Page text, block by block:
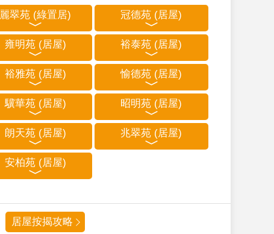
麗翠苑 (綠置居) 冠德苑 (居屋)
雍明苑 (居屋) 裕泰苑 (居屋)
裕雅苑 (居屋) 愉德苑 (居屋)
驥華苑 (居屋) 昭明苑 (居屋)
朗天苑 (居屋) 兆翠苑 (居屋)
安柏苑 (居屋)
居屋按揭攻略